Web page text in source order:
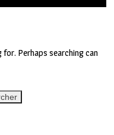
for. Perhaps searching can